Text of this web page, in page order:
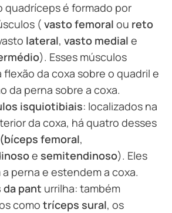
quadríceps é formado por
( vasto femoral ou reto
lateral, vasto medial e
). Esses músculos
flexão da coxa sobre o quadril e
da perna sobre a coxa.
isquiotibiais: localizados na
da coxa, há quatro desses
(bíceps femoral,
e semitendinoso). Eles
perna e estendem a coxa.
da pant urrilha: também
como tríceps sural, os